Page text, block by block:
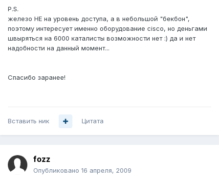
P.S.
железо НЕ на уровень доступа, а в небольшой "бекбон",
поэтому интересует именно оборудование cisco, но деньгами
швыряться на 6000 каталисты возможности нет :) да и нет
надобности на данный момент...
Спасибо заранее!
Вставить ник Цитата
fozz
Опубликовано 16 апреля, 2009